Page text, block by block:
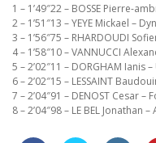
1 – 1’49″22 – BOSSE Pierre-
2 – 1’51″13 – YEYE Mickael –
3 – 1’56″75 – RHARDOUDI
4 – 1’58″10 – VANNUCCI
5 – 2’02″11 – DORGHAM Ianis
6 – 2’02″15 – LESSAINT
7 – 2’04″91 – DENOST Cesar
8 – 2’04″98 – LE BEL Jonathan